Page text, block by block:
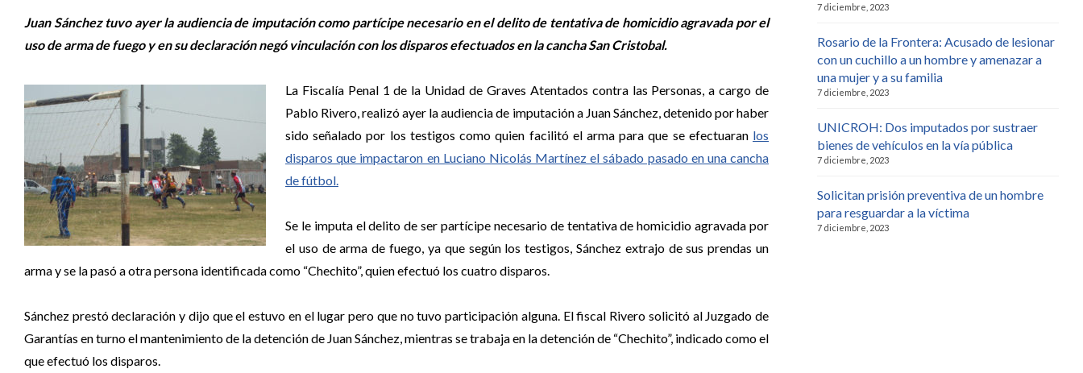
Juan Sánchez tuvo ayer la audiencia de imputación como partícipe necesario en el delito de tentativa de homicidio agravada por el
uso de arma de fuego y en su declaración negó vinculación con los disparos efectuados en la cancha San Cristobal.
La Fiscalía Penal 1 de la Unidad de Graves Atentados contra las Personas, a cargo de
Pablo Rivero, realizó ayer la audiencia de imputación a Juan Sánchez, detenido por haber
sido señalado por los testigos como quien facilitó el arma para que se efectuaran los
disparos que impactaron en Luciano Nicolás Martínez el sábado pasado en una cancha
de fútbol.
Se le imputa el delito de ser partícipe necesario de tentativa de homicidio agravada por
el uso de arma de fuego, ya que según los testigos, Sánchez extrajo de sus prendas un
arma y se la pasó a otra persona identificada como “Chechito”, quien efectuó los cuatro disparos.
Sánchez prestó declaración y dijo que el estuvo en el lugar pero que no tuvo participación alguna. El fiscal Rivero solicitó al Juzgado de
Garantías en turno el mantenimiento de la detención de Juan Sánchez, mientras se trabaja en la detención de “Chechito”, indicado como el
que efectuó los disparos.
7 diciembre, 2023
Rosario de la Frontera: Acusado de lesionar
con un cuchillo a un hombre y amenazar a
una mujer y a su familia
7 diciembre, 2023
UNICROH: Dos imputados por sustraer
bienes de vehículos en la vía pública
7 diciembre, 2023
Solicitan prisión preventiva de un hombre
para resguardar a la víctima
7 diciembre, 2023